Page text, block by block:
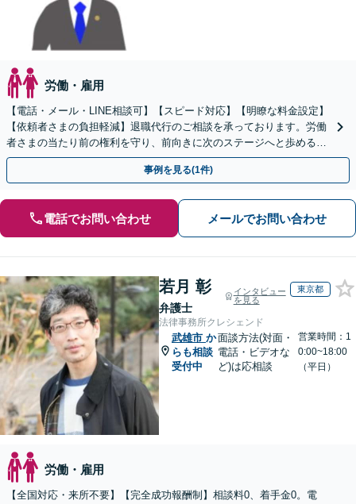
労働・雇用
【電話・メール・LINE相談可】【スピード対応】【明瞭な料金設定】
【依頼者さまの負担軽減】退職代行のご相談を承っております。労働
者さまの当たり前の権利を守り、前向きに次のステージへと歩めるよ
う全力でサポートいたします。
事例を見る(1件)
電話でお問い合わせ メールでお問い合わせ
若月 彰
弁護士
インタビュー
を見る
東京都
法律事務所クレシェンド
武雄市 か
らも相談
受付中
面談方法(対面・
電話・ビデオな
ど)は応相談
営業時間：1
0:00~18:00
（平日）
労働・雇用
【全国対応・来所不要】【完全成功報酬制】相談料0、着手金0。電